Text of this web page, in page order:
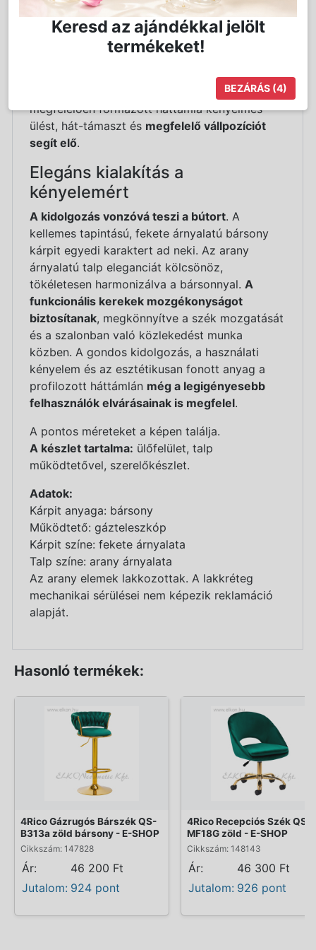
egyéni igényekhez és a végzett
szolgáltatásokhoz igazítását,magas szintű
kényelmet biztosítva– legyen szó
sminkelésről, szemöldökformázásról vagy más
A teljes forgathatóság
növeli a munka hatékonyságát és kényelmét. A
megfelelően formázott háttámla kényelmes
ülést, hát-támaszt és megfelelő vállpozíciót
segít elő.
Elegáns kialakítás a
kényelemért
A kidolgozás vonzóvá teszi a bútort. A
kellemes tapintású, fekete árnyalatú bársony
kárpit egyedi karaktert ad neki. Az arany
árnyalatú talp eleganciát kölcsönöz,
tökéletesen harmonizálva a bársonnyal. A
funkcionális kerekek mozgékonyságot
biztosítanak, megkönnyítve a szék mozgatását
és a szalonban való közlekedést munka
közben. A gondos kidolgozás, a használati
kényelem és az esztétikusan fonott anyag a
profilozott háttámlán még a legigényesebb
felhasználók elvárásainak is megfelel.
A pontos méreteket a képen találja.
A készlet tartalma: ülőfelület, talp
működtetővel, szerelőkészlet.
Adatok:
Kárpit anyaga: bársony
Működtető: gázteleszkóp
Kárpit színe: fekete árnyalata
Talp színe: arany árnyalata
Az arany elemek lakkozottak. A lakkréteg
mechanikai sérülései nem képezik reklamáció
alapját.
Hasonló termékek:
4Rico Gázrugós Bárszék QS-
B313a zöld bársony - E-SHOP
Cikkszám: 147828
Ár:
46 200 Ft
Jutalom: 924 pont
4Rico Recepciós Szék QS-
MF18G zöld - E-SHOP
Cikkszám: 148143
Ár:
46 300 Ft
Jutalom: 926 pont
Keresd az ajándékkal jelölt
termékeket!
BEZÁRÁS (4)